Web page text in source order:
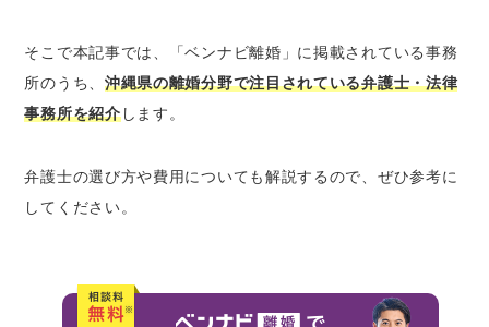
離婚問題を弁護士・法律事務所に相談するメリ
ット
話し合いを長引かせず、スムーズに離婚でき
依頼者に有利な条件で離婚慰謝料や養育費を
請求できる
弁護士・法律事務所の選び方
そこで本記事では、「ベンナビ離婚」に掲載されている事務
所のうち、 沖縄県の離婚分野で注目されている弁護士・法律
事務所を紹介します。
弁護士の選び方や費用についても解説するので、ぜひ参考に
してください。